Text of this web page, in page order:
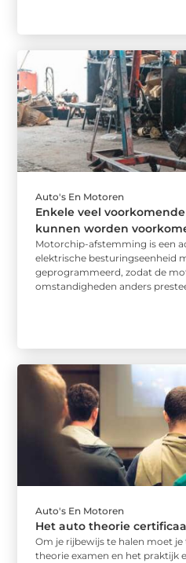
Auto's En Motoren
Enkele veel
kunnen worden
Motorchip-afstemming is een
elektrische besturingseenheid
geprogrammeerd, zodat de
omstandigheden anders
Auto's En Motoren
Het auto theorie
Om je rijbewijs te halen moet
theorie examen en het praktijk